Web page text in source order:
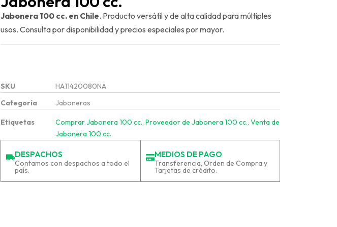
VER TODO
Jabonera 100 cc. en Chile. Producto versátil y de alta calidad para múltiples
usos. Consulta por disponibilidad y precios especiales por mayor.
SKU
HA11420080NA
Categoría
Jaboneras
Etiquetas Comprar Jabonera 100 cc., Proveedor de Jabonera 100 cc., Venta de
Jabonera 100 cc.
DESPACHOS
Contamos con despachos a todo el
país.
MEDIOS DE PAGO
Transferencia, Orden de Compra y
Tarjetas de crédito.